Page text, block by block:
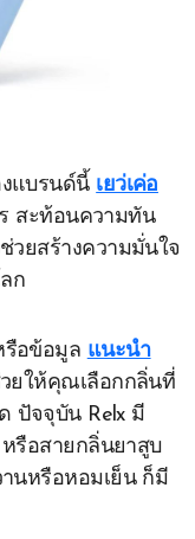
แบรนด์นี้ เยว่เค่อ
ร สะท้อนความทัน
ยสร้างความมั่นใจ
ก
รือข้อมูล แนะนำ
ยให้คุณเลือกกลิ่นที่
ปัจจุบัน Relx มี
รือสายกลิ่นยาสูบ
นหรือหอมเย็น ก็มี